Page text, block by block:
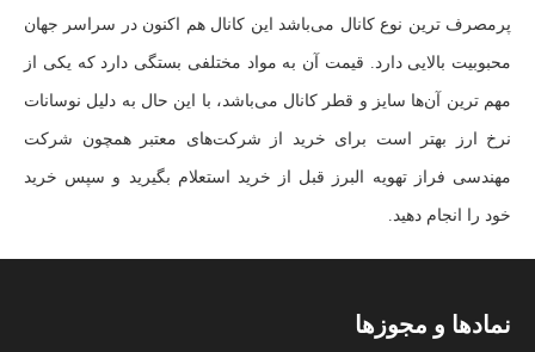
پرمصرف ترین نوع کانال می‌باشد این کانال هم اکنون در سراسر جهان
محبوبیت بالایی دارد. قیمت آن به مواد مختلفی بستگی دارد که یکی از
مهم‌ ترین آن‌ها سایز و قطر کانال می‌باشد، با این حال به دلیل نوسانات
نرخ ارز بهتر است برای خرید از شرکت‌های معتبر همچون شرکت
مهندسی فراز تهویه البرز قبل از خرید استعلام بگیرید و سپس خرید
خود را انجام دهید.
نمادها و مجوزها